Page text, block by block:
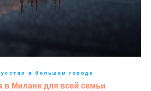
в большом городе
в Милане для всей семьи